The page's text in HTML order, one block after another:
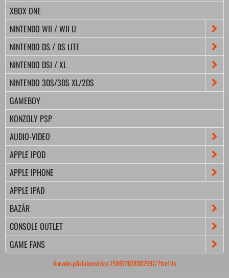
XBOX ONE
NINTENDO WII / WII U
NINTENDO DS / DS LITE
NINTENDO DSI / XL
NINTENDO 3DS/3DS XL/2DS
GAMEBOY
KONZOLY PSP
AUDIO-VIDEO
APPLE IPOD
APPLE IPHONE
APPLE IPAD
BAZÁR
CONSOLE OUTLET
GAME FANS
Konzole-příslušenstvícz-150672878302597/?fref=ts